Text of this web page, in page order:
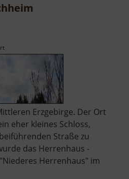
Erzgebirge. Der Ort
eher kleines Schloss,
Straße zu
das Herrenhaus -
Herrenhaus" im